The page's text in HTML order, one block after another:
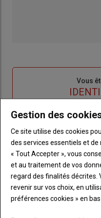
Vous
Body
Connectez-vous à
de
Lien
"Créer
un
nouveau
compte"
Créer un
Lien
"Réinitialiser
votre
mot
de
Réinitialiser
Lien
"Je
me
Je
Gestion des
Ce site utilise des cookies
des services essentiels et de
« Tout Accepter », vous
et au traitement de vos
regard des finalités
revenir sur vos choix, en
préférences cookies » en bas